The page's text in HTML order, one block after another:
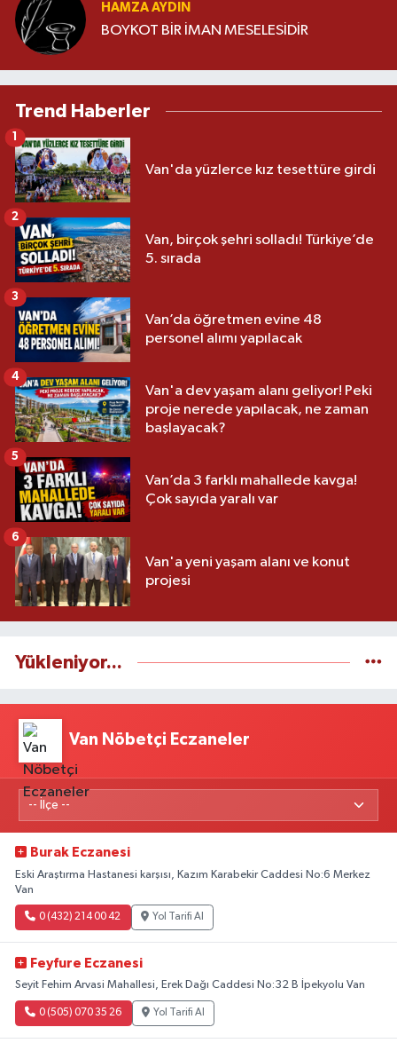
HAMZA AYDIN
BOYKOT BİR İMAN MESELESİDİR
Trend Haberler
Van'da yüzlerce kız tesettüre girdi
1
Van, birçok şehri solladı! Türkiye’de
5. sırada
2
Van’da öğretmen evine 48
personel alımı yapılacak
3
Van'a dev yaşam alanı geliyor! Peki
proje nerede yapılacak, ne zaman
başlayacak?
4
Van’da 3 farklı mahallede kavga!
Çok sayıda yaralı var
5
Van'a yeni yaşam alanı ve konut
projesi
6
Yükleniyor...
Van Nöbetçi Eczaneler
Burak Eczanesi
Eski Araştırma Hastanesi karşısı, Kazım Karabekir Caddesi No:6 Merkez
Van
0 (432) 214 00 42 Yol Tarifi Al
Feyfure Eczanesi
Seyit Fehim Arvasi Mahallesi, Erek Dağı Caddesi No:32 B İpekyolu Van
0 (505) 070 35 26 Yol Tarifi Al